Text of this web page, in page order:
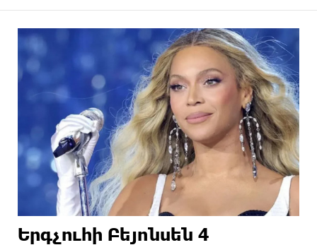
Երգչուհի Բեյոնսեն ​​4